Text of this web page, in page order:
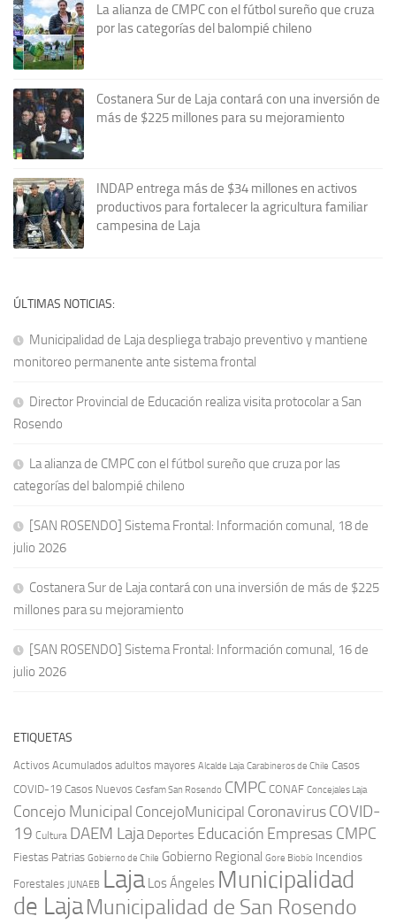
La alianza de CMPC con el fútbol sureño que cruza
por las categorías del balompié chileno
Costanera Sur de Laja contará con una inversión de
más de $225 millones para su mejoramiento
INDAP entrega más de $34 millones en activos
productivos para fortalecer la agricultura familiar
campesina de Laja
ÚLTIMAS NOTICIAS:
Municipalidad de Laja despliega trabajo preventivo y mantiene
monitoreo permanente ante sistema frontal
Director Provincial de Educación realiza visita protocolar a San
Rosendo
La alianza de CMPC con el fútbol sureño que cruza por las
categorías del balompié chileno
[SAN ROSENDO] Sistema Frontal: Información comunal, 18 de
julio 2026
Costanera Sur de Laja contará con una inversión de más de $225
millones para su mejoramiento
[SAN ROSENDO] Sistema Frontal: Información comunal, 16 de
julio 2026
ETIQUETAS
Activos Acumulados adultos mayores Alcalde Laja Carabineros de Chile Casos
COVID-19 Casos Nuevos Cesfam San Rosendo CMPC CONAF Concejales Laja
Concejo Municipal ConcejoMunicipal CoronavirusCOVID-
19 Cultura DAEM Laja Deportes Educación Empresas CMPC
Fiestas Patrias Gobierno de Chile Gobierno Regional Gore Biobío Incendios
Forestales JUNAEB Laja Los Ángeles Municipalidad
de LajaMunicipalidad de San Rosendo